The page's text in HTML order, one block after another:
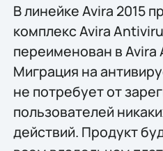
В линейке Avira 2015
комплекс Avira
переименован в Avira
Миграция на
не потребует от
пользователей
действий. Продукт